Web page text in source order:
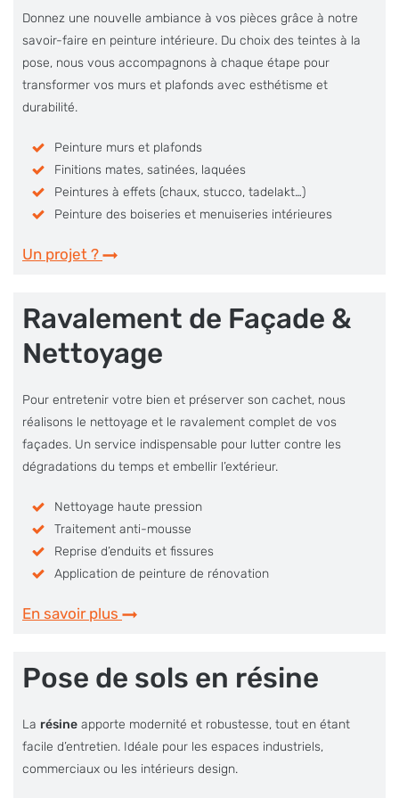
Donnez une nouvelle ambiance à vos pièces grâce à notre
savoir-faire en peinture intérieure. Du choix des teintes à la
pose, nous vous accompagnons à chaque étape pour
transformer vos murs et plafonds avec esthétisme et
durabilité.
Peinture murs et plafonds
Finitions mates, satinées, laquées
Peintures à effets (chaux, stucco, tadelakt…)
Peinture des boiseries et menuiseries intérieures
Un projet ?
Ravalement de Façade &
Nettoyage
Pour entretenir votre bien et préserver son cachet, nous
réalisons le nettoyage et le ravalement complet de vos
façades. Un service indispensable pour lutter contre les
dégradations du temps et embellir l’extérieur.
Nettoyage haute pression
Traitement anti-mousse
Reprise d’enduits et fissures
Application de peinture de rénovation
En savoir plus
Pose de sols en résine
La résine apporte modernité et robustesse, tout en étant
facile d’entretien. Idéale pour les espaces industriels,
commerciaux ou les intérieurs design.